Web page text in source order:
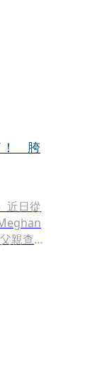
！ 胯
近日從
親查爾